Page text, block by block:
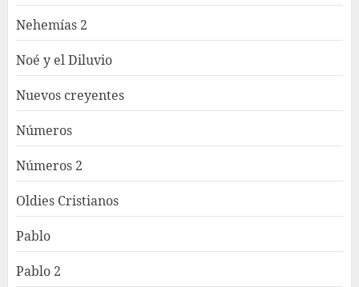
Nehemías 2
Noé y el Diluvio
Nuevos creyentes
Números
Números 2
Oldies Cristianos
Pablo
Pablo 2